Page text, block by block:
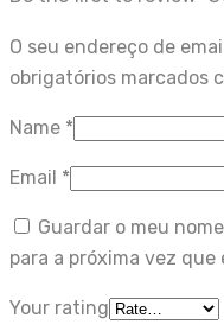
O seu endereço de
obrigatórios marcados
Name *
Email *
Guardar o meu
para a próxima vez que
Your rating